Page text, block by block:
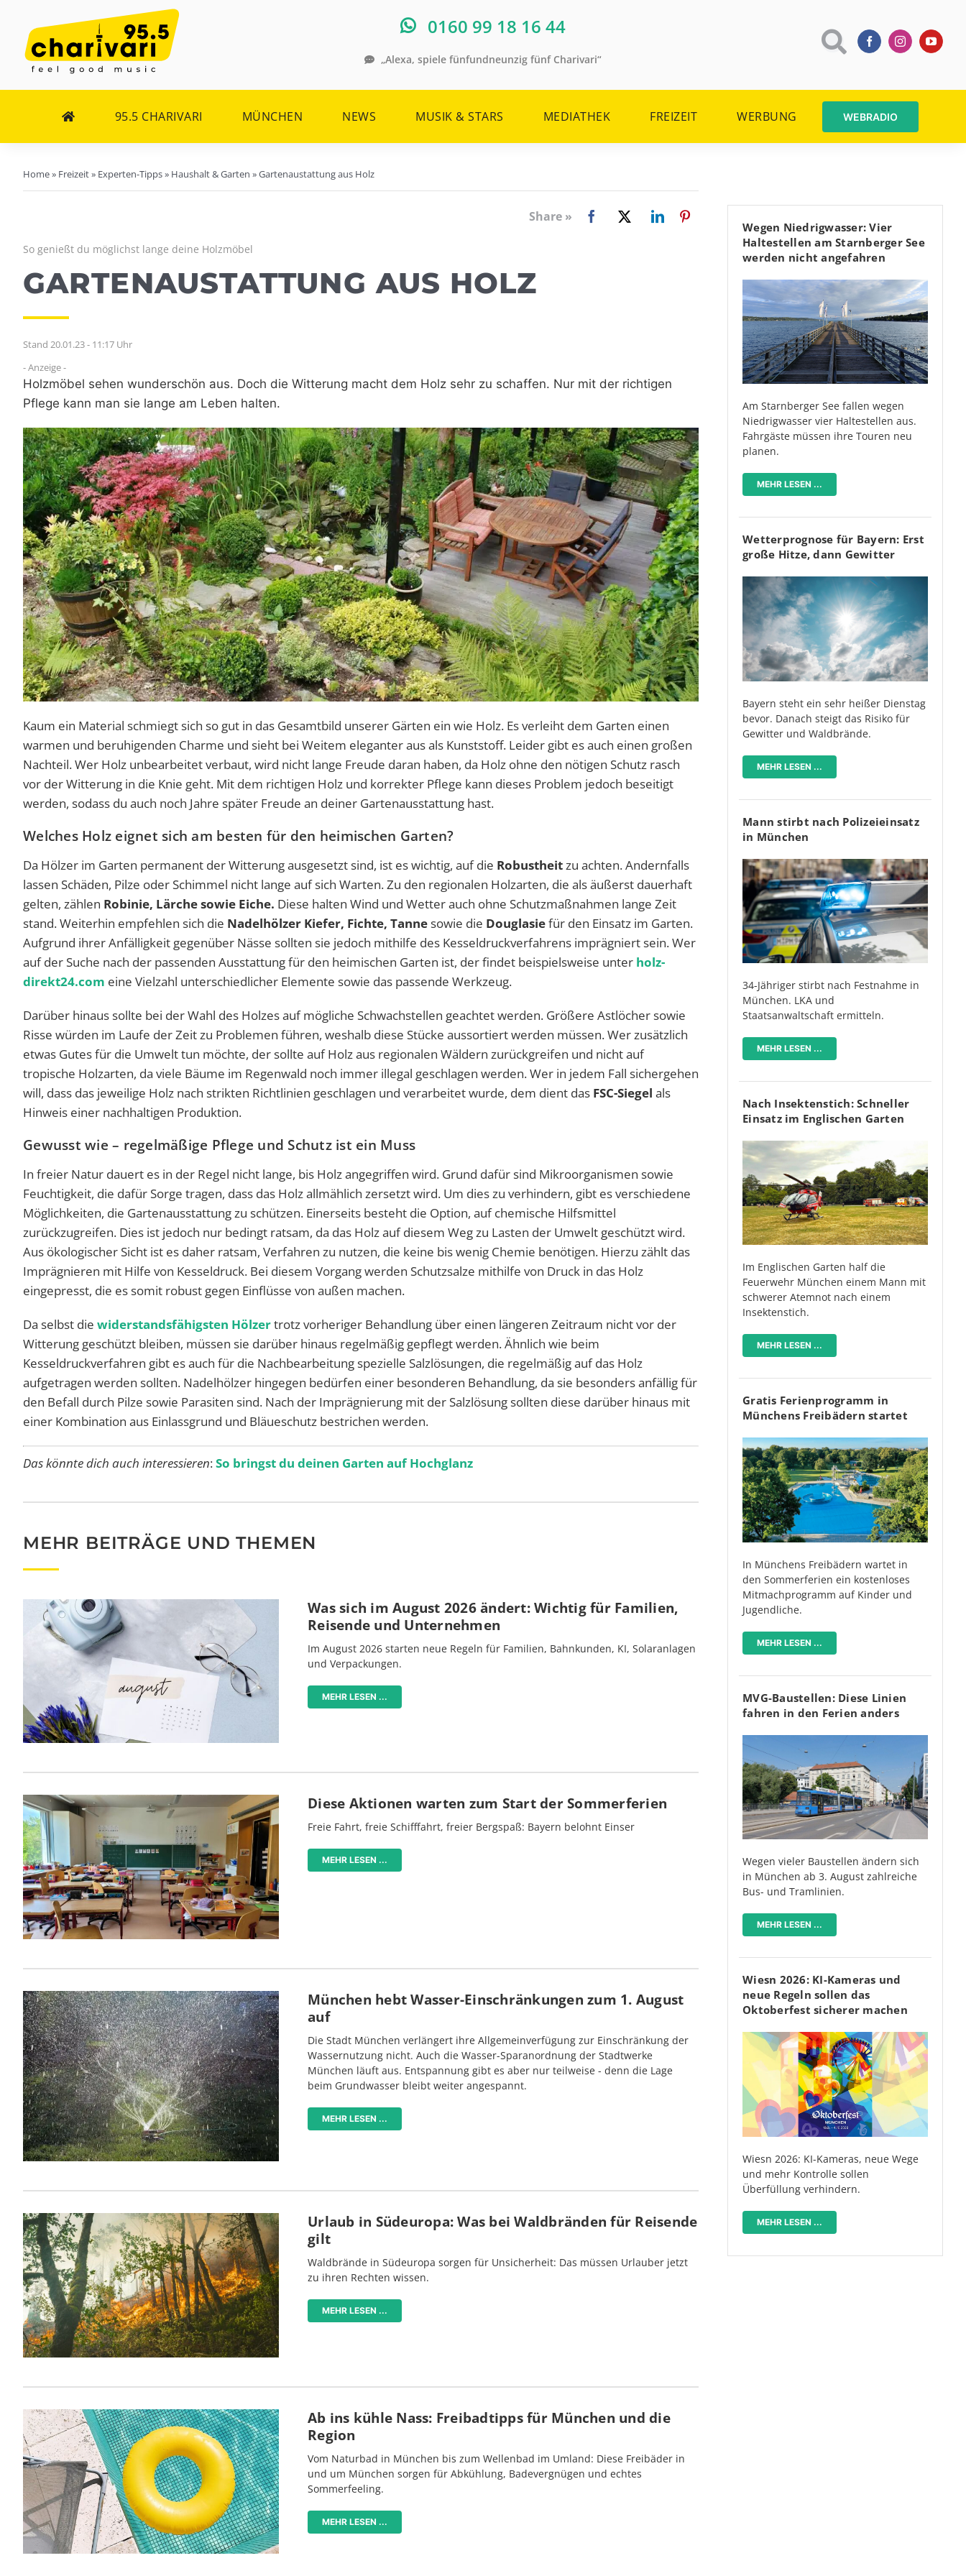
Inhalt
springen
0160 99 18 16 44
„Alexa, spiele fünfundneunzig fünf Charivari“
95.5 CHARIVARI MÜNCHEN NEWS MUSIK & STARS MEDIATHEK FREIZEIT WERBUNG WEBRADIO
Home» Freizeit» Experten-Tipps» Haushalt & Garten »Gartenaustattung aus Holz
Share »
So genießt du möglichst lange deine Holzmöbel
GARTENAUSTATTUNG AUS HOLZ
Stand 20.01.23 - 11:17 Uhr
- Anzeige -
Holzmöbel sehen wunderschön aus. Doch die Witterung macht dem Holz sehr zu schaffen. Nur mit der richtigen
Pflege kann man sie lange am Leben halten.
Kaum ein Material schmiegt sich so gut in das Gesamtbild unserer Gärten ein wie Holz. Es verleiht dem Garten einen
warmen und beruhigenden Charme und sieht bei Weitem eleganter aus als Kunststoff. Leider gibt es auch einen großen
Nachteil. Wer Holz unbearbeitet verbaut, wird nicht lange Freude daran haben, da Holz ohne den nötigen Schutz rasch
vor der Witterung in die Knie geht. Mit dem richtigen Holz und korrekter Pflege kann dieses Problem jedoch beseitigt
werden, sodass du auch noch Jahre später Freude an deiner Gartenausstattung hast.
Welches Holz eignet sich am besten für den heimischen Garten?
Da Hölzer im Garten permanent der Witterung ausgesetzt sind, ist es wichtig, auf die Robustheitzu achten. Andernfalls
lassen Schäden, Pilze oder Schimmel nicht lange auf sich Warten. Zu den regionalen Holzarten, die als äußerst dauerhaft
gelten, zählen Robinie, Lärche sowie Eiche. Diese halten Wind und Wetter auch ohne Schutzmaßnahmen lange Zeit
stand. Weiterhin empfehlen sich die Nadelhölzer Kiefer, Fichte, Tannesowie die Douglasiefür den Einsatz im Garten.
Aufgrund ihrer Anfälligkeit gegenüber Nässe sollten sie jedoch mithilfe des Kesseldruckverfahrens imprägniert sein. Wer
auf der Suche nach der passenden Ausstattung für den heimischen Garten ist, der findet beispielsweise unter holz-
direkt24.com eine Vielzahl unterschiedlicher Elemente sowie das passende Werkzeug.
Darüber hinaus sollte bei der Wahl des Holzes auf mögliche Schwachstellen geachtet werden. Größere Astlöcher sowie
Risse würden im Laufe der Zeit zu Problemen führen, weshalb diese Stücke aussortiert werden müssen. Wer zusätzlich
etwas Gutes für die Umwelt tun möchte, der sollte auf Holz aus regionalen Wäldern zurückgreifen und nicht auf
tropische Holzarten, da viele Bäume im Regenwald noch immer illegal geschlagen werden. Wer in jedem Fall sichergehen
will, dass das jeweilige Holz nach strikten Richtlinien geschlagen und verarbeitet wurde, dem dient das FSC-Siegel als
Hinweis einer nachhaltigen Produktion.
Gewusst wie – regelmäßige Pflege und Schutz ist ein Muss
In freier Natur dauert es in der Regel nicht lange, bis Holz angegriffen wird. Grund dafür sind Mikroorganismen sowie
Feuchtigkeit, die dafür Sorge tragen, dass das Holz allmählich zersetzt wird. Um dies zu verhindern, gibt es verschiedene
Möglichkeiten, die Gartenausstattung zu schützen. Einerseits besteht die Option, auf chemische Hilfsmittel
zurückzugreifen. Dies ist jedoch nur bedingt ratsam, da das Holz auf diesem Weg zu Lasten der Umwelt geschützt wird.
Aus ökologischer Sicht ist es daher ratsam, Verfahren zu nutzen, die keine bis wenig Chemie benötigen. Hierzu zählt das
Imprägnieren mit Hilfe von Kesseldruck. Bei diesem Vorgang werden Schutzsalze mithilfe von Druck in das Holz
eingepresst, die es somit robust gegen Einflüsse von außen machen.
Da selbst die widerstandsfähigsten Hölzertrotz vorheriger Behandlung über einen längeren Zeitraum nicht vor der
Witterung geschützt bleiben, müssen sie darüber hinaus regelmäßig gepflegt werden. Ähnlich wie beim
Kesseldruckverfahren gibt es auch für die Nachbearbeitung spezielle Salzlösungen, die regelmäßig auf das Holz
aufgetragen werden sollten. Nadelhölzer hingegen bedürfen einer besonderen Behandlung, da sie besonders anfällig für
den Befall durch Pilze sowie Parasiten sind. Nach der Imprägnierung mit der Salzlösung sollten diese darüber hinaus mit
einer Kombination aus Einlassgrund und Bläueschutz bestrichen werden.
Das könnte dich auch interessieren:So bringst du deinen Garten auf Hochglanz
MEHR BEITRÄGE UND THEMEN
Was sich im August 2026 ändert: Wichtig für Familien,
Reisende und Unternehmen
Im August 2026 starten neue Regeln für Familien, Bahnkunden, KI, Solaranlagen
und Verpackungen.
MEHR LESEN ...
Diese Aktionen warten zum Start der Sommerferien
Freie Fahrt, freie Schifffahrt, freier Bergspaß: Bayern belohnt Einser
MEHR LESEN ...
München hebt Wasser-Einschränkungen zum 1. August
auf
Die Stadt München verlängert ihre Allgemeinverfügung zur Einschränkung der
Wassernutzung nicht. Auch die Wasser-Sparanordnung der Stadtwerke
München läuft aus. Entspannung gibt es aber nur teilweise - denn die Lage
beim Grundwasser bleibt weiter angespannt.
MEHR LESEN ...
Urlaub in Südeuropa: Was bei Waldbränden für Reisende
gilt
Waldbrände in Südeuropa sorgen für Unsicherheit: Das müssen Urlauber jetzt
zu ihren Rechten wissen.
MEHR LESEN ...
Ab ins kühle Nass: Freibadtipps für München und die
Region
Vom Naturbad in München bis zum Wellenbad im Umland: Diese Freibäder in
und um München sorgen für Abkühlung, Badevergnügen und echtes
Sommerfeeling.
MEHR LESEN ...
Wegen Niedrigwasser: Vier
Haltestellen am Starnberger See
werden nicht angefahren
Am Starnberger See fallen wegen
Niedrigwasser vier Haltestellen aus.
Fahrgäste müssen ihre Touren neu
planen.
MEHR LESEN ...
Wetterprognose für Bayern: Erst
große Hitze, dann Gewitter
Bayern steht ein sehr heißer Dienstag
bevor. Danach steigt das Risiko für
Gewitter und Waldbrände.
MEHR LESEN ...
Mann stirbt nach Polizeieinsatz
in München
34-Jähriger stirbt nach Festnahme in
München. LKA und
Staatsanwaltschaft ermitteln.
MEHR LESEN ...
Nach Insektenstich: Schneller
Einsatz im Englischen Garten
Im Englischen Garten half die
Feuerwehr München einem Mann mit
schwerer Atemnot nach einem
Insektenstich.
MEHR LESEN ...
Gratis Ferienprogramm in
Münchens Freibädern startet
In Münchens Freibädern wartet in
den Sommerferien ein kostenloses
Mitmachprogramm auf Kinder und
Jugendliche.
MEHR LESEN ...
MVG-Baustellen: Diese Linien
fahren in den Ferien anders
Wegen vieler Baustellen ändern sich
in München ab 3. August zahlreiche
Bus- und Tramlinien.
MEHR LESEN ...
Wiesn 2026: KI-Kameras und
neue Regeln sollen das
Oktoberfest sicherer machen
Wiesn 2026: KI-Kameras, neue Wege
und mehr Kontrolle sollen
Überfüllung verhindern.
MEHR LESEN ...